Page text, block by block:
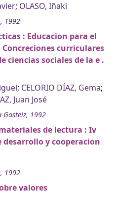
; OLASO, Iñaki
1992
: Educacion para el
curriculares
ciencias sociales de la e .
; CELORIO DÍAZ, Gema;
Juan José
Gasteiz, 1992
de lectura : Iv
desarrollo y cooperacion
1992
valores